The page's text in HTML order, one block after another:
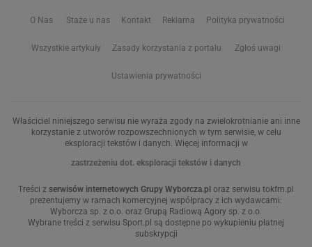
O Nas Staże u nas Kontakt Reklama Polityka prywatności
Wszystkie artykuły Zasady korzystania z portalu Zgłoś uwagi
Ustawienia prywatności
Właściciel niniejszego serwisu nie wyraża zgody na zwielokrotnianie ani inne
korzystanie z utworów rozpowszechnionych w tym serwisie, w celu
eksploracji tekstów i danych. Więcej informacji w
zastrzeżeniu dot. eksploracji tekstów i danych
Treści z serwisów internetowych Grupy Wyborcza.pl oraz serwisu tokfm.pl
prezentujemy w ramach komercyjnej współpracy z ich wydawcami:
Wyborcza sp. z o.o. oraz Grupą Radiową Agory sp. z o.o.
Wybrane treści z serwisu Sport.pl są dostępne po wykupieniu płatnej
subskrypcji